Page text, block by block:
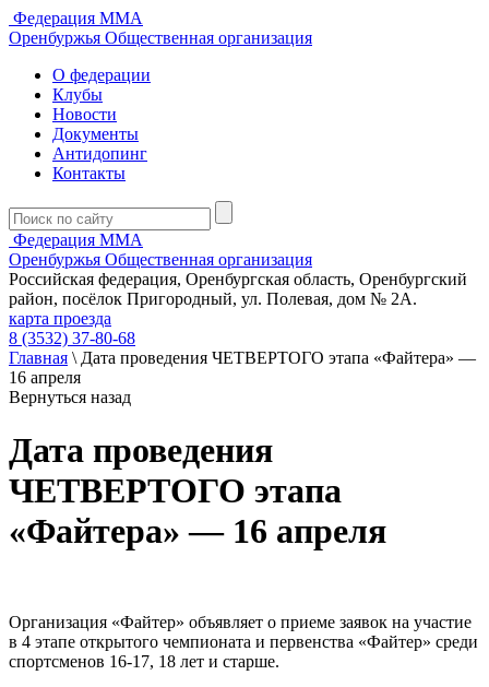
Федерация ММА
Оренбуржья Общественная организация
О федерации
Клубы
Новости
Документы
Антидопинг
Контакты
Федерация ММА
Оренбуржья Общественная организация
Российская федерация, Оренбургская область, Оренбургский
район, посёлок Пригородный, ул. Полевая, дом № 2А.
карта проезда
8 (3532) 37-80-68
Главная \ Дата проведения ЧЕТВЕРТОГО этапа «Файтера» —
16 апреля
Вернуться назад
Дата проведения
ЧЕТВЕРТОГО этапа
«Файтера» — 16 апреля
Организация «Файтер» объявляет о приеме заявок на участие
в 4 этапе открытого чемпионата и первенства «Файтер» среди
спортсменов 16-17, 18 лет и старше.